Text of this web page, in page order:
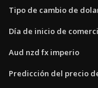
Tipo de cambio de
Día de inicio de
Aud nzd fx imperio
Predicción del precio